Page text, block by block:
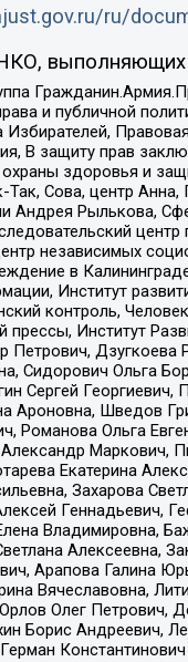
ru/
выполняющих
и публичной
Избирателей,
В защиту прав
здоровья и
Так, Сова, центр
Андрея Рылькова,
независимых
в
Институт
контроль,
прессы, Институт
Петрович,
Сидорович Ольга
Сергей
Ароновна, Шведов
Романова Ольга
Маркович,
Екатерина
Захарова
Геннадьевич,
Владимировна,
Алексеевна,
Арапова Галина
Вячеславовна,
Олег Петрович,
Борис Андреевич,
Константинович